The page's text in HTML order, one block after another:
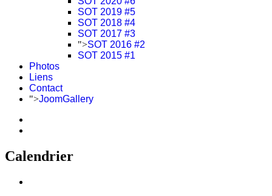
SOT 2019 #5
SOT 2018 #4
SOT 2017 #3
">SOT 2016 #2
SOT 2015 #1
Photos
Liens
Contact
">JoomGallery
Calendrier